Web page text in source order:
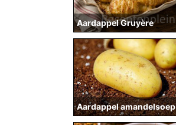
Aardappel amandelsoep
Aardappel Gruyère